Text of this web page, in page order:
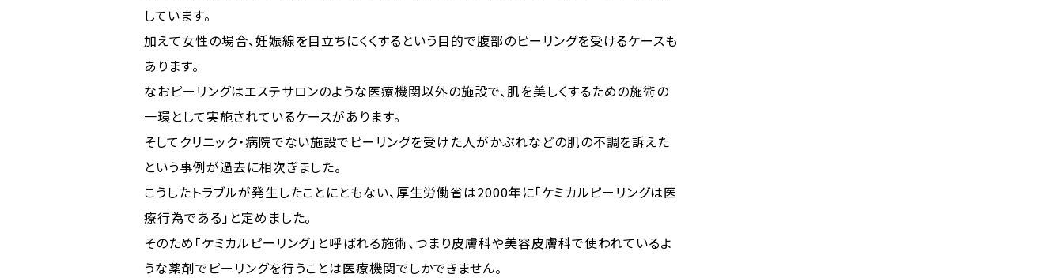
しています。
加えて女性の場合、妊娠線を目立ちにくくするという目的で腹部のピーリングを受けるケースも
あります。
なおピーリングはエステサロンのような医療機関以外の施設で、肌を美しくするための施術の
一環として実施されているケースがあります。
そしてクリニック・病院でない施設でピーリングを受けた人がかぶれなどの肌の不調を訴えた
という事例が過去に相次ぎました。
こうしたトラブルが発生したことにともない、厚生労働省は2000年に「ケミカルピーリングは医
療行為である」と定めました。
そのため「ケミカルピーリング」と呼ばれる施術、つまり皮膚科や美容皮膚科で使われているよ
うな薬剤でピーリングを行うことは医療機関でしかできません。